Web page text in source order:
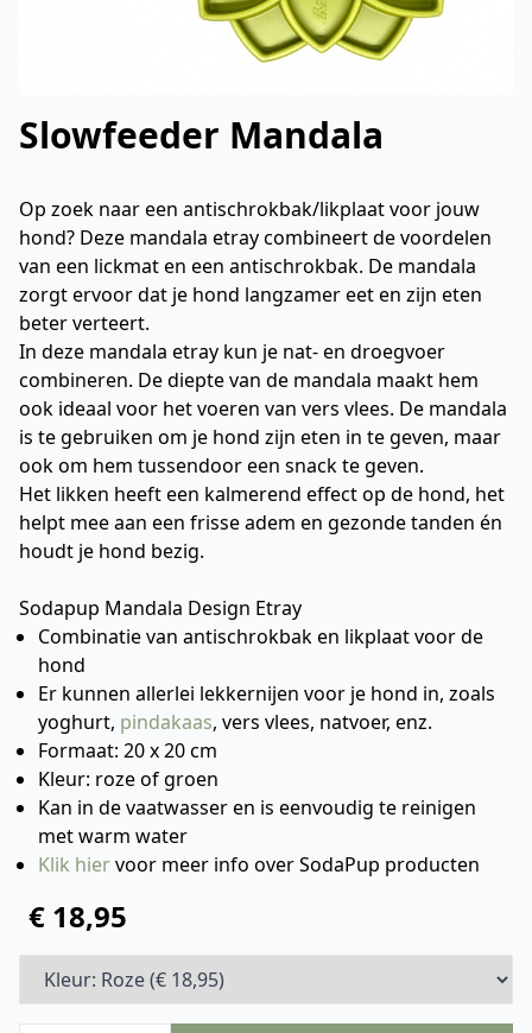
Slowfeeder Mandala
Op zoek naar een antischrokbak/likplaat voor jouw
hond? Deze mandala etray combineert de voordelen
van een lickmat en een antischrokbak. De mandala
zorgt ervoor dat je hond langzamer eet en zijn eten
beter verteert.
In deze mandala etray kun je nat- en droegvoer
combineren. De diepte van de mandala maakt hem
ook ideaal voor het voeren van vers vlees. De mandala
is te gebruiken om je hond zijn eten in te geven, maar
ook om hem tussendoor een snack te geven.
Het likken heeft een kalmerend effect op de hond, het
helpt mee aan een frisse adem en gezonde tanden én
houdt je hond bezig.
Sodapup Mandala Design Etray
Combinatie van antischrokbak en likplaat voor de
hond
Er kunnen allerlei lekkernijen voor je hond in, zoals
yoghurt, pindakaas, vers vlees, natvoer, enz.
Formaat: 20 x 20 cm
Kleur: roze of groen
Kan in de vaatwasser en is eenvoudig te reinigen
met warm water
Klik hiervoor meer info over SodaPup producten
€ 18,95